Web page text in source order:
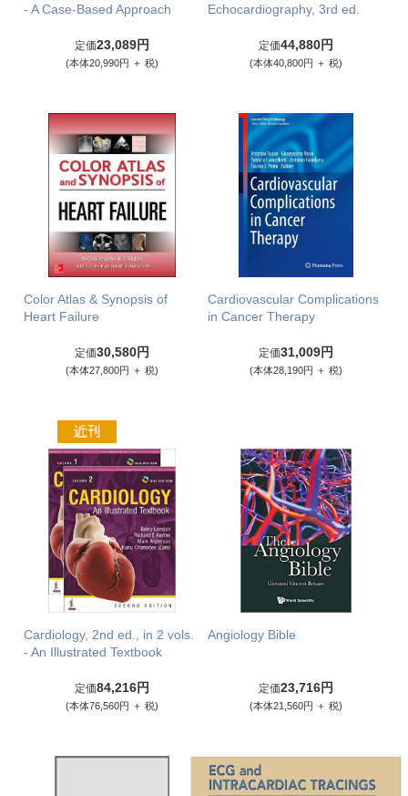
- A Case-Based Approach
定価23,089円
(本体20,990円 ＋ 税)
Echocardiography, 3rd ed.
定価44,880円
(本体40,800円 ＋ 税)
Color Atlas & Synopsis of
Heart Failure
定価30,580円
(本体27,800円 ＋ 税)
Cardiovascular Complications
in Cancer Therapy
定価31,009円
(本体28,190円 ＋ 税)
Cardiology, 2nd ed., in 2 vols.
- An Illustrated Textbook
定価84,216円
(本体76,560円 ＋ 税)
Angiology Bible
定価23,716円
(本体21,560円 ＋ 税)